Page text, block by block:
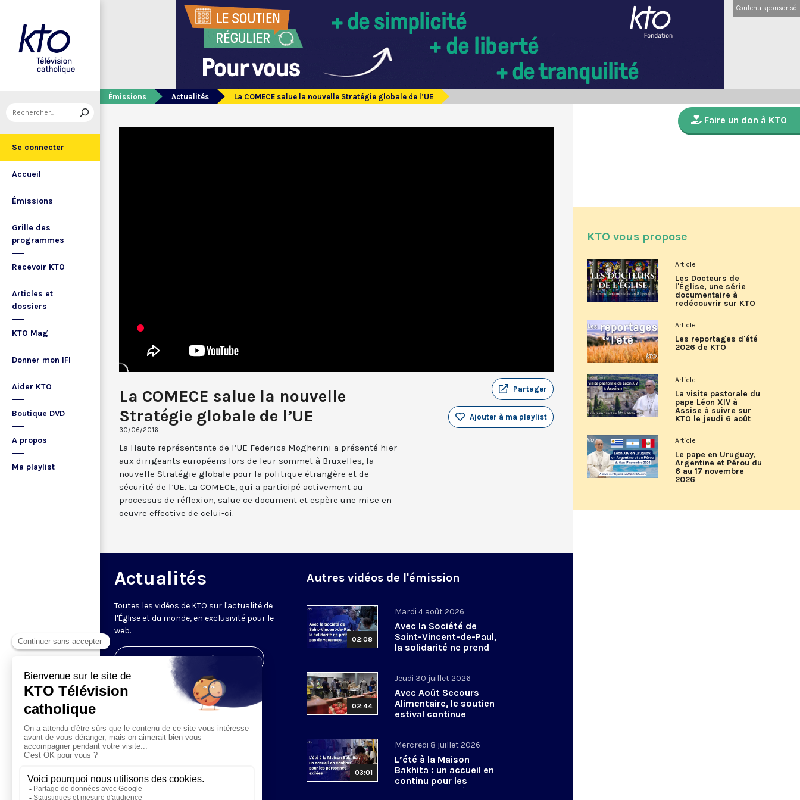
Se connecter
Accueil
Émissions
Grille des
programmes
Recevoir KTO
Articles et
dossiers
KTO Mag
Donner mon IFI
Aider KTO
Boutique DVD
A propos
Ma playlist
Contenu sponsorisé
Émissions Actualités La COMECE salue la nouvelle Stratégie globale de l’UE
La COMECE salue la nouvelle
Stratégie globale de l’UE
30/06/2016
Partager
Ajouter à ma playlist
La Haute représentante de l’UE Federica Mogherini a présenté hier
aux dirigeants européens lors de leur sommet à Bruxelles, la
nouvelle Stratégie globale pour la politique étrangère et de
sécurité de l’UE. La COMECE, qui a participé activement au
processus de réflexion, salue ce document et espère une mise en
oeuvre effective de celui-ci.
Actualités
Toutes les vidéos de KTO sur l'actualité de
l'Église et du monde, en exclusivité pour le
web.
Visiter la page de l'émission
Autres vidéos de l'émission
02:08
Mardi 4 août 2026
Avec la Société de
Saint-Vincent-de-Paul,
la solidarité ne prend
02:44
Jeudi 30 juillet 2026
Avec Août Secours
Alimentaire, le soutien
estival continue
03:01
Mercredi 8 juillet 2026
L’été à la Maison
Bakhita : un accueil en
continu pour les
personnes exilées
Faire un don à KTO
KTO vous propose
Article
Les Docteurs de
l'Église, une série
documentaire à
redécouvrir sur KTO
Article
Les reportages d'été
2026 de KTO
Article
La visite pastorale du
pape Léon XIV à
Assise à suivre sur
KTO le jeudi 6 août
Article
Le pape en Uruguay,
Argentine et Pérou du
6 au 17 novembre
2026